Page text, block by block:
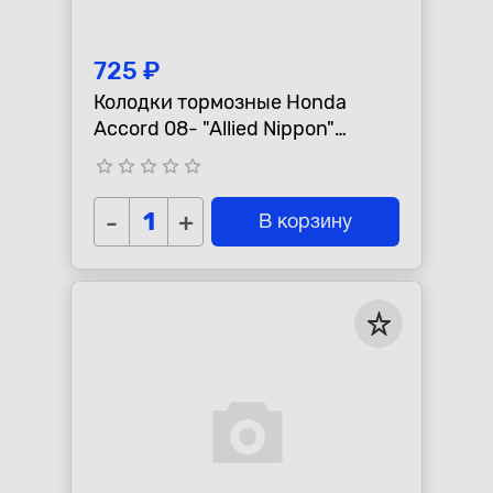
725 ₽
Колодки тормозные Honda
Accord 08- "Allied Nippon"
передние
star_border star_border star_border star_border star_border
- + В корзину